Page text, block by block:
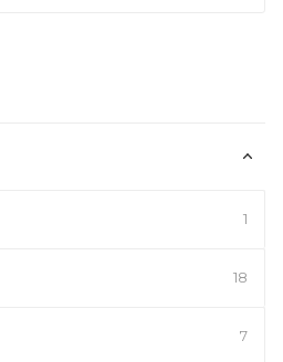
1
18
7